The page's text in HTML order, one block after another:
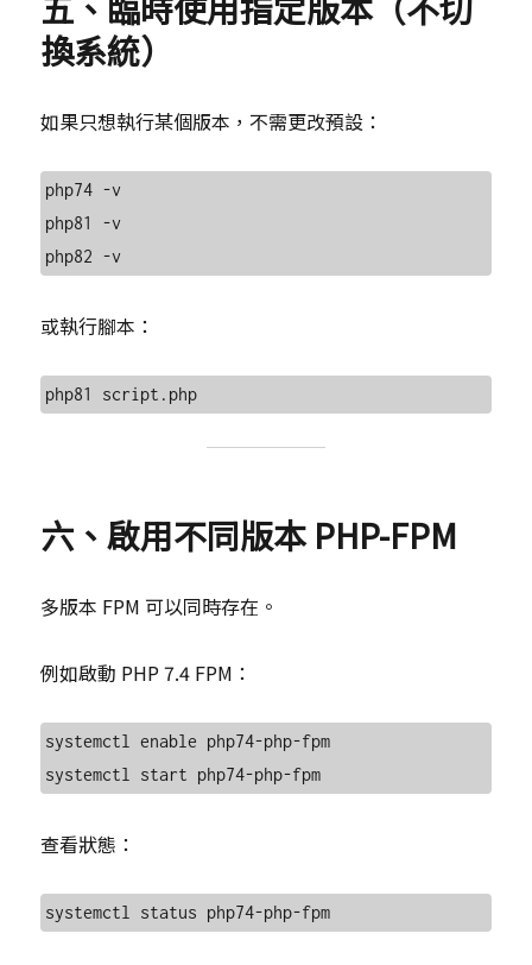
換系統）
如果只想執行某個版本，不需更改預設：
php74 -v
php81 -v
或執行腳本：
六、啟用不同版本 PHP-FPM
多版本 FPM 可以同時存在。
例如啟動 PHP 7.4 FPM：
systemctl enable php74-php-fpm
查看狀態：